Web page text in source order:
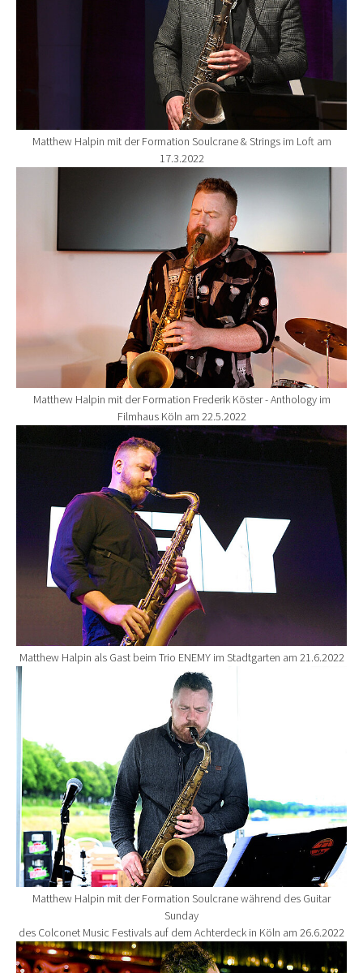
Matthew Halpin mit der Formation Soulcrane & Strings im Loft am
17.3.2022
Show larger version for:
Matthew Halpin mit der Formation Frederik Köster - Anthology im
Filmhaus Köln am 22.5.2022
Show larger version for:
Matthew Halpin als Gast beim Trio ENEMY im Stadtgarten am 21.6.2022
Show larger version for:
Matthew Halpin mit der Formation Soulcrane während des Guitar
Sunday
des Colconet Music Festivals auf dem Achterdeck in Köln am 26.6.2022
Show larger version for: